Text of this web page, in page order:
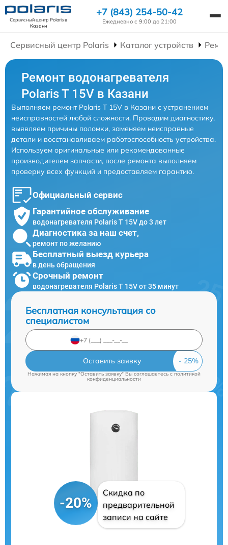
Сервисный центр Polarisв
Казани
+7 (843) 254-50-42
Ежедневно с 9:00 до 21:00
Сервисный центр Polaris Каталог устройств
Ремонт водонагревателя
Polaris T 15V в Казани
Выполняем ремонт Polaris T 15V в Казани с устранением
неисправностей любой сложности. Проводим диагностику,
выявляем причины поломки, заменяем неисправные
детали и восстанавливаем работоспособность устройства.
Используем оригинальные или рекомендованные
производителем запчасти, после ремонта выполняем
проверку всех функций и предоставляем гарантию.
Официальный сервис
Гарантийное обслуживание
водонагревателя Polaris T 15V до 3 лет
Диагностика за наш счет,
ремонт по желанию
Бесплатный выезд курьера
в день обращения
Срочный ремонт
водонагревателя Polaris T 15V от 35 минут
Бесплатная консультация со
специалистом
Оставить заявку
Нажимая на кнопку "Оставить заявку" Вы соглашаетесь cполитикой
конфиденциальности
-20%
Скидка по
предварительной
записи на сайте